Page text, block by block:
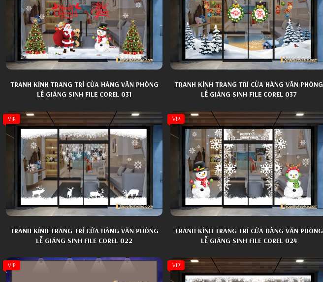
TRANH KÍNH TRANG TRÍ CỬA HÀNG VĂN PHÒNG
LỄ GIÁNG SINH FILE COREL 031
TRANH KÍNH TRANG TRÍ CỬA HÀNG VĂN PHÒNG
LỄ GIÁNG SINH FILE COREL 037
VIP
TRANH KÍNH TRANG TRÍ CỬA HÀNG VĂN PHÒNG
LỄ GIÁNG SINH FILE COREL 022
VIP
TRANH KÍNH TRANG TRÍ CỬA HÀNG VĂN PHÒNG
LỄ GIÁNG SINH FILE COREL 024
VIP VIP